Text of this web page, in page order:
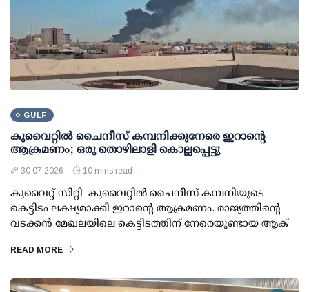
GULF
കുവൈറ്റില്‍ ചൈനീസ് കമ്പനിക്കുനേരെ ഇറാന്റെ
ആക്രമണം; ഒരു തൊഴിലാളി കൊല്ലപ്പെട്ടു
30 07 2026 10 mins read
കുവൈറ്റ് സിറ്റി: കുവൈറ്റില്‍ ചൈനീസ് കമ്പനിയുടെ
കെട്ടിടം ലക്ഷ്യമാക്കി ഇറാന്റെ ആക്രമണം. രാജ്യത്തിന്റെ
വടക്കന്‍ മേഖലയിലെ കെട്ടിടത്തിന് നേരെയുണ്ടായ ആക്
READ MORE